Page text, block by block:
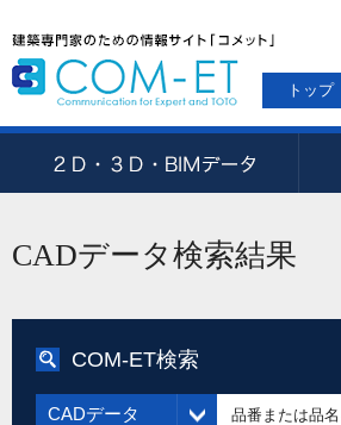
トップ
CADデータ検索結果
COM-ET検索
CADデータ